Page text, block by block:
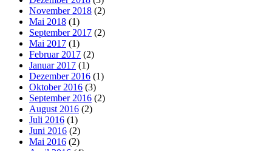
November 2018 (2)
Mai 2018 (1)
September 2017 (2)
Mai 2017 (1)
Februar 2017 (2)
Januar 2017 (1)
Dezember 2016 (1)
Oktober 2016 (3)
September 2016 (2)
August 2016 (2)
Juli 2016 (1)
Juni 2016 (2)
Mai 2016 (2)